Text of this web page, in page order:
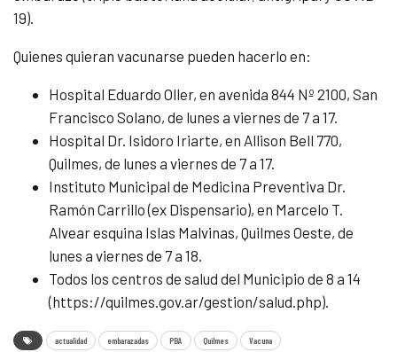
19).
Quienes quieran vacunarse pueden hacerlo en:
Hospital Eduardo Oller, en avenida 844 Nº 2100, San
Francisco Solano, de lunes a viernes de 7 a 17.
Hospital Dr. Isidoro Iriarte, en Allison Bell 770,
Quilmes, de lunes a viernes de 7 a 17.
Instituto Municipal de Medicina Preventiva Dr.
Ramón Carrillo (ex Dispensario), en Marcelo T.
Alvear esquina Islas Malvinas, Quilmes Oeste, de
lunes a viernes de 7 a 18.
Todos los centros de salud del Municipio de 8 a 14
(https://quilmes.gov.ar/gestion/salud.php).
actualidad embarazadas PBA Quilmes Vacuna